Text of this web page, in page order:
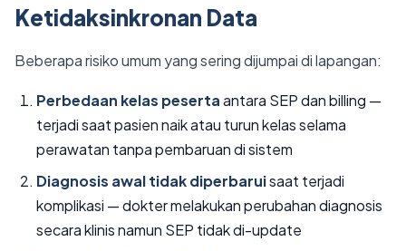
Ketidaksinkronan Data
Beberapa risiko umum yang sering dijumpai di lapangan:
Perbedaan kelas pesertaantara SEP dan billing —
terjadi saat pasien naik atau turun kelas selama
perawatan tanpa pembaruan di sistem
Diagnosis awal tidak diperbaruisaat terjadi
komplikasi — dokter melakukan perubahan diagnosis
secara klinis namun SEP tidak di-update